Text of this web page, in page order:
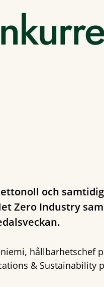
och
Zero Industry
hållbarhetschef
& Sustainability